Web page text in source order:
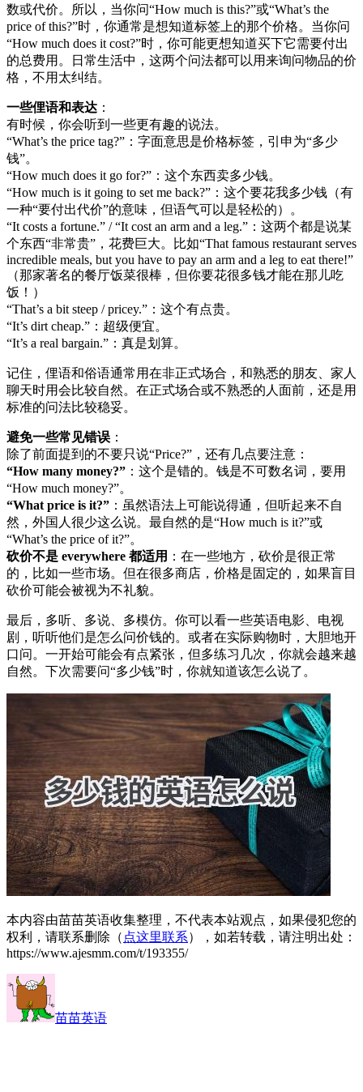
数或代价。所以，当你问“How much is this?”或“What’s the
price of this?”时，你通常是想知道标签上的那个价格。当你问
“How much does it cost?”时，你可能更想知道买下它需要付出
的总费用。日常生活中，这两个问法都可以用来询问物品的价
格，不用太纠结。
一些俚语和表达 ：
有时候，你会听到一些更有趣的说法。
“What’s the price tag?”：字面意思是价格标签，引申为“多少
钱”。
“How much does it go for?”：这个东西卖多少钱。
“How much is it going to set me back?”：这个要花我多少钱（有
一种“要付出代价”的意味，但语气可以是轻松的）。
“It costs a fortune.” / “It cost an arm and a leg.”：这两个都是说某
个东西“非常贵”，花费巨大。比如“That famous restaurant serves
incredible meals, but you have to pay an arm and a leg to eat there!”
（那家著名的餐厅饭菜很棒，但你要花很多钱才能在那儿吃
饭！）
“That’s a bit steep / pricey.”：这个有点贵。
“It’s dirt cheap.”：超级便宜。
“It’s a real bargain.”：真是划算。
记住，俚语和俗语通常用在非正式场合，和熟悉的朋友、家人
聊天时用会比较自然。在正式场合或不熟悉的人面前，还是用
标准的问法比较稳妥。
避免一些常见错误 ：
除了前面提到的不要只说“Price?”，还有几点要注意：
“How many money?” ：这个是错的。钱是不可数名词，要用
“How much money?”。
“What price is it?” ：虽然语法上可能说得通，但听起来不自
然，外国人很少这么说。最自然的是“How much is it?”或
“What’s the price of it?”。
砍价不是 everywhere 都适用 ：在一些地方，砍价是很正常
的，比如一些市场。但在很多商店，价格是固定的，如果盲目
砍价可能会被视为不礼貌。
最后，多听、多说、多模仿。你可以看一些英语电影、电视
剧，听听他们是怎么问价钱的。或者在实际购物时，大胆地开
口问。一开始可能会有点紧张，但多练习几次，你就会越来越
自然。下次需要问“多少钱”时，你就知道该怎么说了。
本内容由苗苗英语收集整理，不代表本站观点，如果侵犯您的
权利，请联系删除（ 点这里联系），如若转载，请注明出处：
https://www.ajesmm.com/t/193355/
苗苗英语